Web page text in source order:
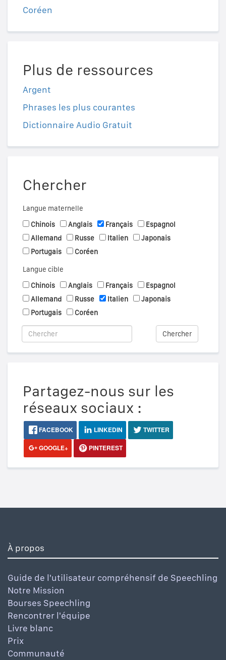
Coréen
Plus de ressources
Argent
Phrases les plus courantes
Dictionnaire Audio Gratuit
Chercher
Langue maternelle
Chinois
Anglais Français
Espagnol
Allemand
Russe Italien
Japonais
Portugais
Coréen
Langue cible
Chinois
Anglais Français
Espagnol
Allemand
Russe Italien
Japonais
Portugais
Coréen
Chercher
Partagez-nous sur les
réseaux sociaux :
FACEBOOK LINKEDIN
TWITTER
GOOGLE+
PINTEREST
À propos
Guide de l'utilisateur compréhensif de Speechling
Notre Mission
Bourses Speechling
Rencontrer l'équipe
Livre blanc
Prix
Communauté